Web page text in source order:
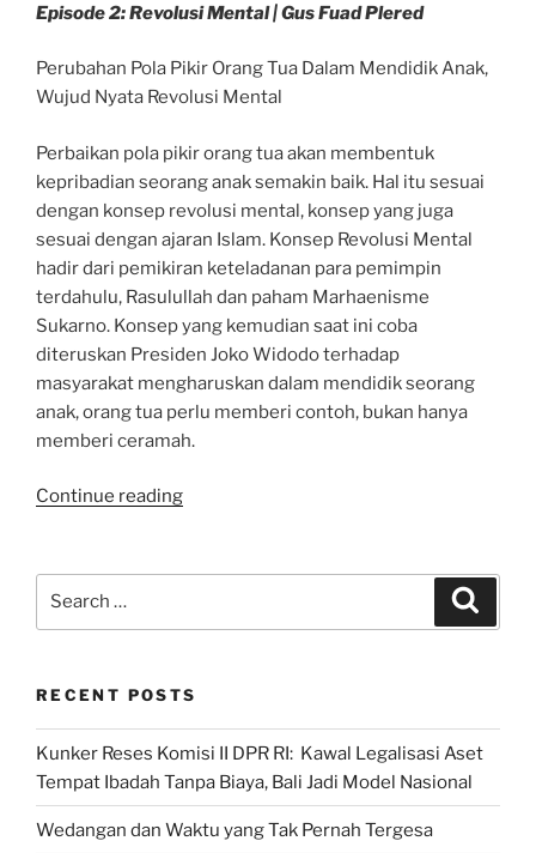
Episode 2: Revolusi Mental | Gus Fuad Plered
Perubahan Pola Pikir Orang Tua Dalam Mendidik Anak,
Wujud Nyata Revolusi Mental
Perbaikan pola pikir orang tua akan membentuk
kepribadian seorang anak semakin baik. Hal itu sesuai
dengan konsep revolusi mental, konsep yang juga
sesuai dengan ajaran Islam. Konsep Revolusi Mental
hadir dari pemikiran keteladanan para pemimpin
terdahulu, Rasulullah dan paham Marhaenisme
Sukarno. Konsep yang kemudian saat ini coba
diteruskan Presiden Joko Widodo terhadap
masyarakat mengharuskan dalam mendidik seorang
anak, orang tua perlu memberi contoh, bukan hanya
memberi ceramah.
Continue reading“Revolusi
Gus
RECENT POSTS
Kunker Reses Komisi II DPR RI: Kawal Legalisasi Aset
Tempat Ibadah Tanpa Biaya, Bali Jadi Model Nasional
Wedangan dan Waktu yang Tak Pernah Tergesa